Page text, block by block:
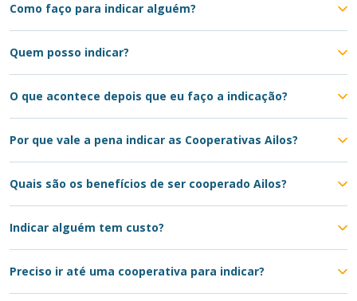
Como faço para indicar alguém?
Quem posso indicar?
O que acontece depois que eu faço a indicação?
Por que vale a pena indicar as Cooperativas Ailos?
Quais são os benefícios de ser cooperado Ailos?
Indicar alguém tem custo?
Preciso ir até uma cooperativa para indicar?